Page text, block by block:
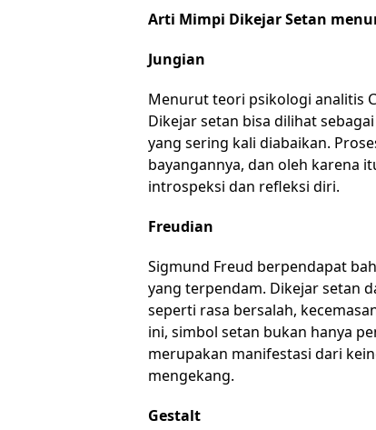
Arti Mimpi Dikejar Setan
Jungian
Menurut teori psikologi analitis
Dikejar setan bisa dilihat
yang sering kali diabaikan.
bayangannya, dan oleh karena
introspeksi dan refleksi diri.
Freudian
Sigmund Freud berpendapat
yang terpendam. Dikejar setan
seperti rasa bersalah,
ini, simbol setan bukan hanya
merupakan manifestasi dari
mengekang.
Gestalt